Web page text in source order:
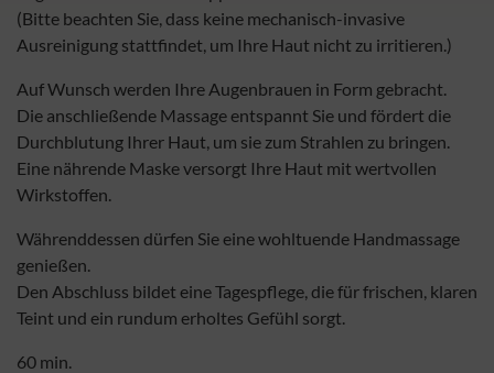
(Bitte beachten Sie, dass keine mechanisch-invasive
Ausreinigung stattfindet, um Ihre Haut nicht zu irritieren.)
Auf Wunsch werden Ihre Augenbrauen in Form gebracht.
Die anschließende Massage entspannt Sie und fördert die
Durchblutung Ihrer Haut, um sie zum Strahlen zu bringen.
Eine nährende Maske versorgt Ihre Haut mit wertvollen
Wirkstoffen.
Währenddessen dürfen Sie eine wohltuende Handmassage
genießen.
Den Abschluss bildet eine Tagespflege, die für frischen, klaren
Teint und ein rundum erholtes Gefühl sorgt.
60 min.